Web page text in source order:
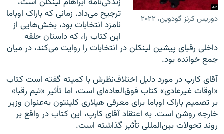
دوریس کرنز گودوین، ۲۰۲۲
ترجیح می‌داد. زمانی که باراک اوباما
نامزد انتخابات بود،‌ بخش‌هایی از
این کتاب را، که داستان حلقه
داخلی رقبای پیشین لینکلن در انتخابات را روایت می‌کند، در میان
جمع خوانده بود.
آقای کارپ در مورد دلیل اختلاف‌نظرش با کمیته گفته است کتاب
«اوقات غیرعادی» کتاب فوق‌العاده‌ای است،‌ اما تأثیر «تیم رقبا»
بر تصمیم باراک اوباما برای معرفی هیلاری کلینتون به‌عنوان وزیر
خارجه روشن است. به اعتقاد آقای کارپ‌، این کتاب در واقع بر
روند تحولات بین‌المللی تأثیر گذاشته است.